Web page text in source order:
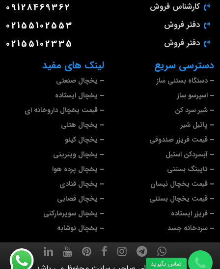
لینک های مفید
یخچال صنعتی
یخچال ایستاده
قیمت یخچال داروخانه ای
یخچال هتلی
یخچال کینو
یخچال ویترینی
یخچال پرده هوا
یخچال قنادی
یخچال قصابی
یخچال سوپرمارکتی
یخچال نوشابه
دسترسی سریع
دستگاه بستنی ساز
اسپرسو ساز
شیر سرد کن
پاتیل شیر
قیمت فریزر صندوقی
آبسردکن استیل
تاپینگ بستنی
قیمت یخچال نیسان
قیمت یخچال بستنی
فریزر ایستاده
سردخانه جسد
کارشناس فروش 09128469362
دفتر فروش 02155102553
دفتر فروش 02155102335
تماس بگیرید